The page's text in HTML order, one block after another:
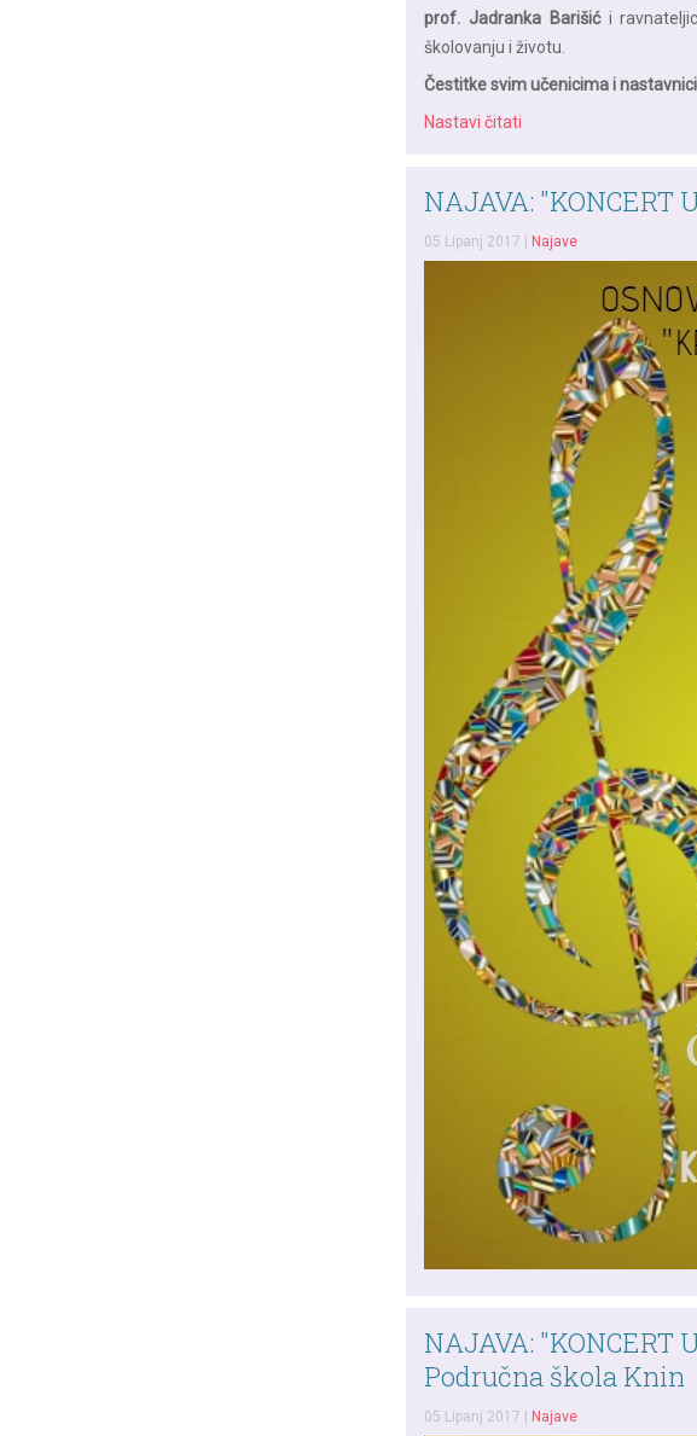
prof. Jadranka Barišići
školovanju i životu.
Čestitke svim učenicima i
Nastavi čitati
NAJAVA: "KONCERT
05 Lipanj 2017 | Najave
NAJAVA: "KONCERT
Područna škola Knin
05 Lipanj 2017 | Najave